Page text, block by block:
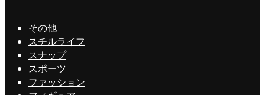
その他
スチルライフ
スナップ
スポーツ
ファッション